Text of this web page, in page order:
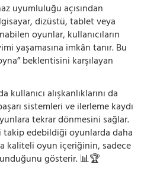
uyumluluğu açısından
dizüstü, tablet veya
oyunlar, kullanıcıların
yaşamasına imkân tanır. Bu
beklentisini karşılayan
kullanıcı alışkanlıklarını da
sistemleri ve ilerleme kaydı
tekrar dönmesini sağlar.
takip edebildiği oyunlarda daha
kaliteli oyun içeriğinin, sadece
gösterir. 📊🏆